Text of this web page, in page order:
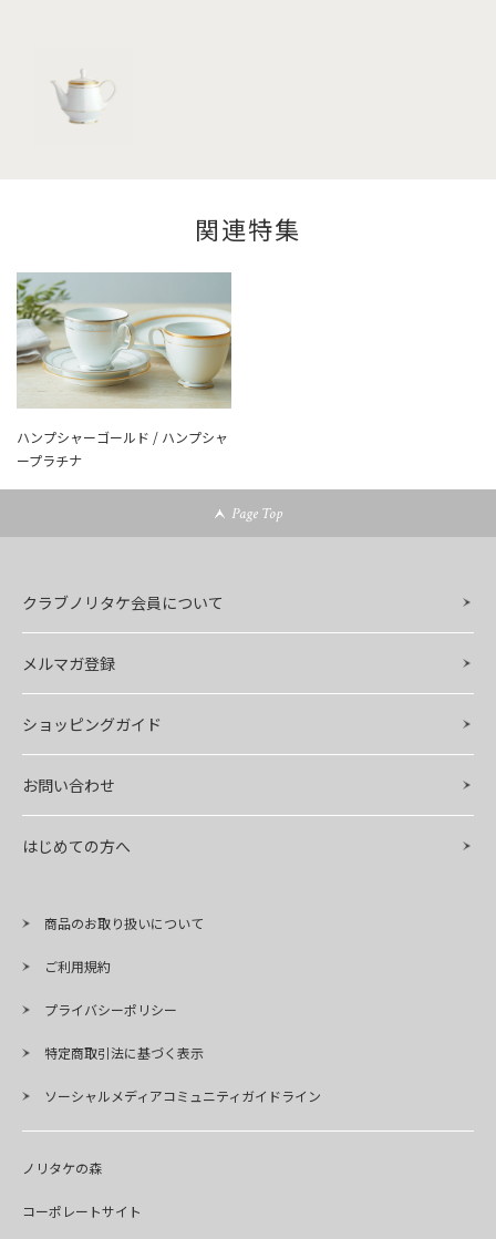
関連特集
ハンプシャーゴールド / ハンプシャ
ープラチナ
Page Top
クラブノリタケ会員について
メルマガ登録
ショッピングガイド
お問い合わせ
はじめての方へ
商品のお取り扱いについて
ご利用規約
プライバシーポリシー
特定商取引法に基づく表示
ソーシャルメディアコミュニティガイドライン
ノリタケの森
コーポレートサイト